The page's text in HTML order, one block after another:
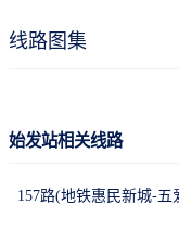
线路图集
始发站相关线路